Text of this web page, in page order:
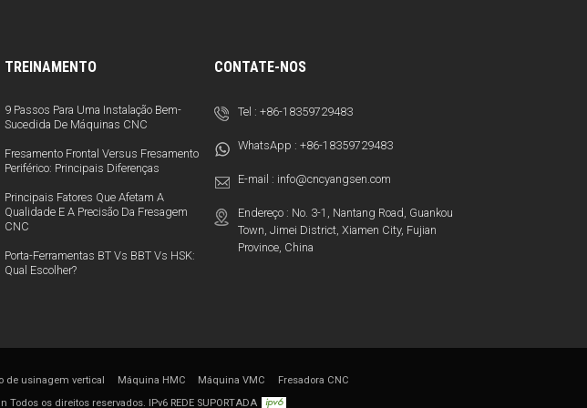
TREINAMENTO
9 Passos Para Uma Instalação Bem-
Sucedida De Máquinas CNC
Fresamento Frontal Versus Fresamento
Periférico: Principais Diferenças
Principais Fatores Que Afetam A
Qualidade E A Precisão Da Fresagem
CNC
Porta-Ferramentas BT Vs BBT Vs HSK:
Qual Escolher?
CONTATE-NOS
Tel :+86-18359729483
WhatsApp :+86-18359729483
E-mail : info@cncyangsen.com
Endereço : No. 3-1, Nantang Road, Guankou
Town, Jimei District, Xiamen City, Fujian
Province, China
de usinagem vertical Máquina HMC Máquina VMC
Fresadora CNC
Todos os direitos reservados. IPv6 REDE SUPORTADA